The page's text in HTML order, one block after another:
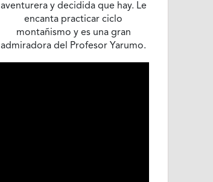
aventurera y decidida que hay. Le
encanta practicar ciclo
montañismo y es una gran
admiradora del Profesor Yarumo.